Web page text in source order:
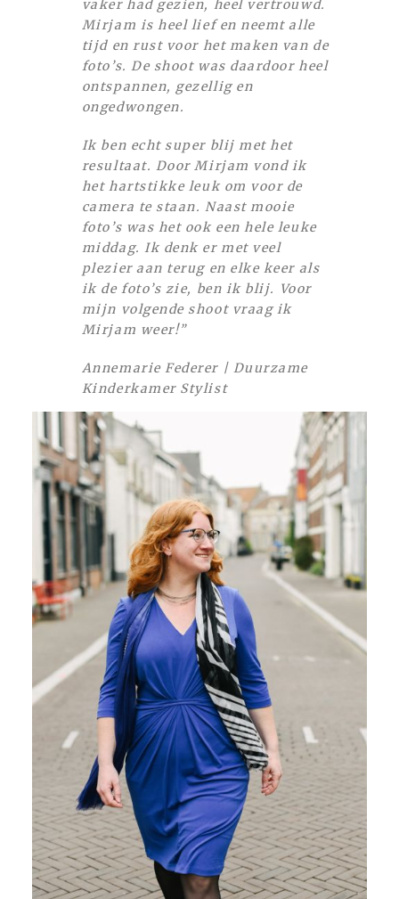
vaker had gezien, heel vertrouwd.
Mirjam is heel lief en neemt alle
tijd en rust voor het maken van de
foto’s. De shoot was daardoor heel
ontspannen, gezellig en
ongedwongen.
Ik ben echt super blij met het
resultaat. Door Mirjam vond ik
het hartstikke leuk om voor de
camera te staan. Naast mooie
foto’s was het ook een hele leuke
middag. Ik denk er met veel
plezier aan terug en elke keer als
ik de foto’s zie, ben ik blij. Voor
mijn volgende shoot vraag ik
Mirjam weer!”
Annemarie Federer | Duurzame
Kinderkamer Stylist